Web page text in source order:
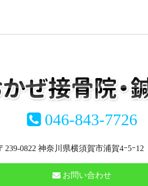
046-843-7726
239-0822 神奈川県横須賀市浦賀4ｰ5ｰ12
お問い合わせ